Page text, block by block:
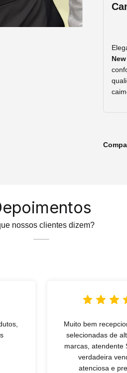
New
nossos clientes dizem?
Muito bem
selecionadas de
marcas, atendente
verdadeira
atenciosa e